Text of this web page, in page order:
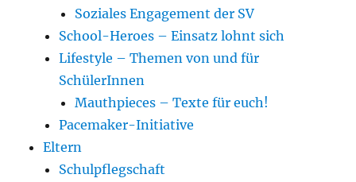
Soziales Engagement der SV
School-Heroes – Einsatz lohnt sich
Lifestyle – Themen von und für
SchülerInnen
Mauthpieces – Texte für euch!
Pacemaker-Initiative
Eltern
Schulpflegschaft